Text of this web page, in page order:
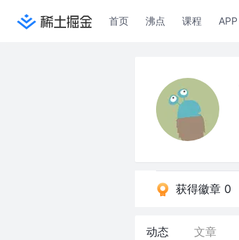
首页 沸点 课程 APP
获得徽章 0
动态 文章